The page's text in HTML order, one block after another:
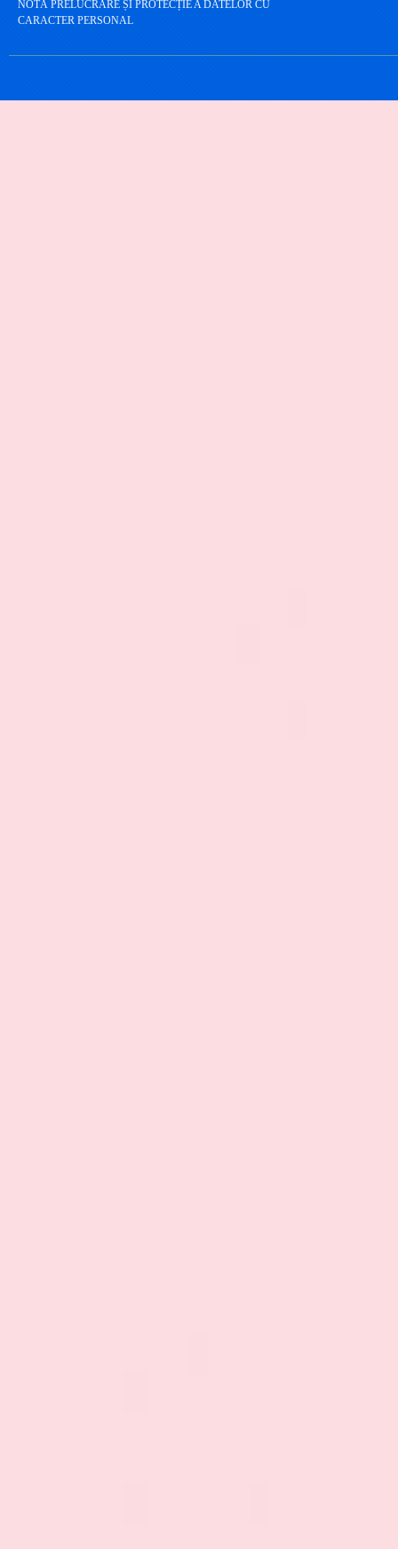
NOTĂ PRELUCRARE ȘI PROTECȚIE A DATELOR CU
CARACTER PERSONAL